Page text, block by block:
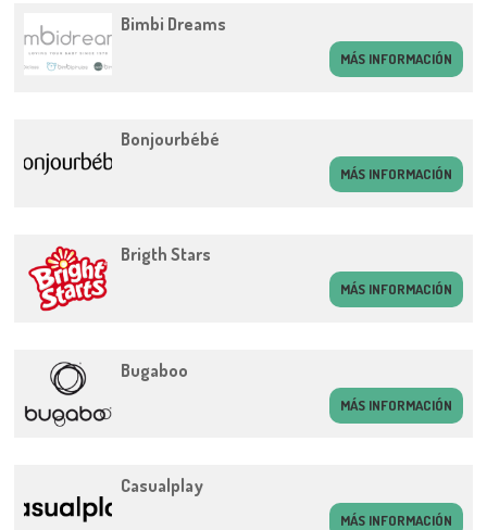
Bimbi Dreams
MÁS INFORMACIÓN
Bonjourbébé
MÁS INFORMACIÓN
Brigth Stars
MÁS INFORMACIÓN
Bugaboo
MÁS INFORMACIÓN
Casualplay
MÁS INFORMACIÓN